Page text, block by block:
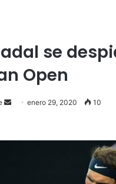
se
Open
Sendenero 29, 2020 10